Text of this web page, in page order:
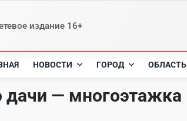
издание 16+
НОВОСТИ ГОРОД ОБЛАСТЬ
дачи — многоэтажка